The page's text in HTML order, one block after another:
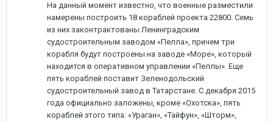
На данный момент известно, что военные разместили
намерены построить 18 кораблей проекта 22800. Семь
из них законтрактованы Ленинградским
судостроительным заводом «Пелла», причем три
корабля будут построены на заводе «Море», который
находится в оперативном управлении «Пеллы». Еще
пять кораблей поставит Зеленодольский
судостроительный завод в Татарстане. С декабря 2015
года официально заложены, кроме «Охотска», пять
кораблей этого типа: «Ураган», «Тайфун», «Шторм»,